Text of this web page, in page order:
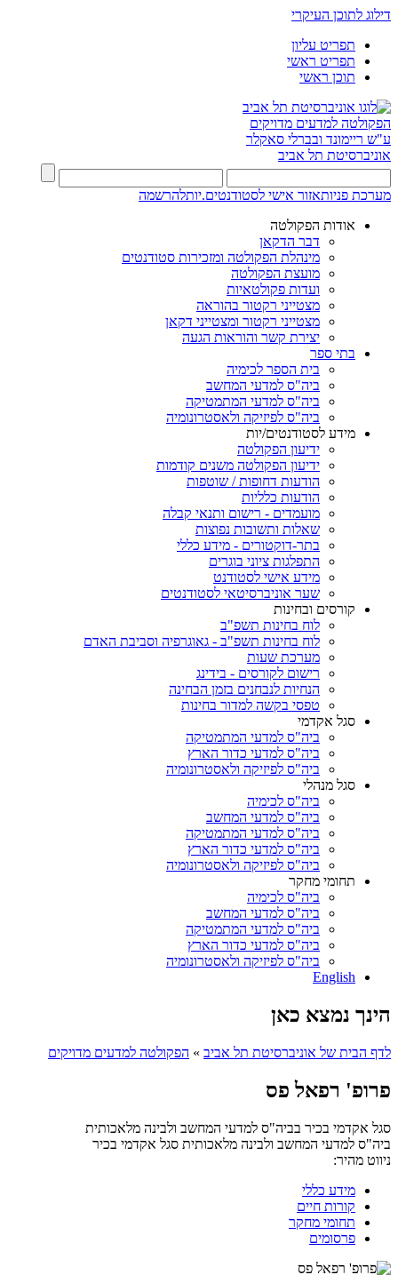
דילוג לתוכן העיקרי
תפריט עליון
תפריט ראשי
תוכן ראשי
הפקולטה למדעים מדויקים
ע"ש ריימונד ובברלי סאקלר
אוניברסיטת תל אביב
מערכת פניותאזור אישי לסטודנטים.יותלהרשמה
אודות הפקולטה
דבר הדקאן
מינהלת הפקולטה ומזכירות סטודנטים
מועצת הפקולטה
ועדות פקולטאיות
מצטייני רקטור בהוראה
מצטייני רקטור ומצטייני דקאן
יצירת קשר והוראות הגעה
בתי ספר
בית הספר לכימיה
ביה"ס למדעי המחשב
ביה"ס למדעי המתמטיקה
ביה"ס לפיזיקה ולאסטרונומיה
מידע לסטודנטים/יות
ידיעון הפקולטה
ידיעון הפקולטה משנים קודמות
הודעות דחופות / שוטפות
הודעות כלליות
מועמדים - רישום ותנאי קבלה
שאלות ותשובות נפוצות
בתר-דוקטורים - מידע כללי
התפלגות ציוני בוגרים
מידע אישי לסטודנט
שער אוניברסיטאי לסטודנטים
קורסים ובחינות
לוח בחינות תשפ"ב
לוח בחינות תשפ"ב - גאוגרפיה וסביבת האדם
מערכת שעות
רישום לקורסים - בידינג
הנחיות לנבחנים בזמן הבחינה
טפסי בקשה למדור בחינות
סגל אקדמי
ביה"ס למדעי המתמטיקה
ביה"ס למדעי כדור הארץ
ביה"ס לפיזיקה ולאסטרונומיה
סגל מנהלי
ביה"ס לכימיה
ביה"ס למדעי המחשב
ביה"ס למדעי המתמטיקה
ביה"ס למדעי כדור הארץ
ביה"ס לפיזיקה ולאסטרונומיה
תחומי מחקר
ביה"ס לכימיה
ביה"ס למדעי המחשב
ביה"ס למדעי המתמטיקה
ביה"ס למדעי כדור הארץ
ביה"ס לפיזיקה ולאסטרונומיה
English
הינך נמצא כאן
לדף הבית של אוניברסיטת תל אביב » הפקולטה למדעים מדויקים
פרופ' רפאל פס
סגל אקדמי בכיר בביה"ס למדעי המחשב ולבינה מלאכותית
ביה"ס למדעי המחשב ולבינה מלאכותית סגל אקדמי בכיר
ניווט מהיר:
מידע כללי
קורות חיים
תחומי מחקר
פרסומים